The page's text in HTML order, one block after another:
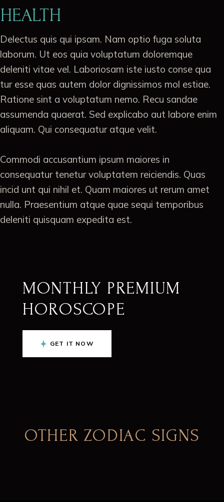
HEALTH
Delectus quis qui ipsam. Nam optio fuga soluta
laborum. Ut eos quia voluptatum doloremque
deleniti vitae vel. Laboriosam iste iusto conse qua
tur esse quas autem dolor dignissimos mol estiae.
Ratione sint a voluptatum nemo. Recu sandae
assumenda quaerat. Sed explicabo aut labore enim
aliquam. Qui consequatur atque velit.
Commodi accusantium ipsum maiores in
consequatur tenetur voluptatem reiciendis. Quas
incid unt qui nihil et. Quam maiores ut rerum amet
nulla. Praesentium atque quae sequi temporibus
deleniti quisquam expedita est.
MONTHLY PREMIUM
HOROSCOPE
GET IT NOW
OTHER ZODIAC SIGNS